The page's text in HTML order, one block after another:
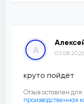
А 03.08.2026
круто пойдёт
Отзыв оставлен для:
производственная